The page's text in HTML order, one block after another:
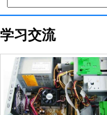
学习交流